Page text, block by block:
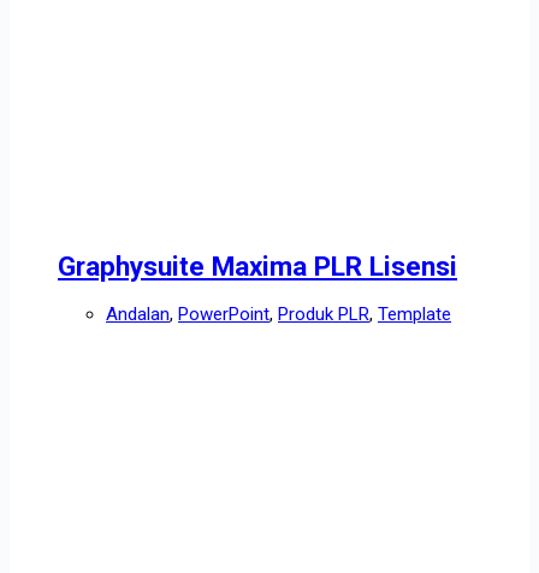
Graphysuite Maxima PLR Lisensi
Andalan, PowerPoint, Produk PLR, Template